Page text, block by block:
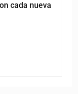
cada nueva